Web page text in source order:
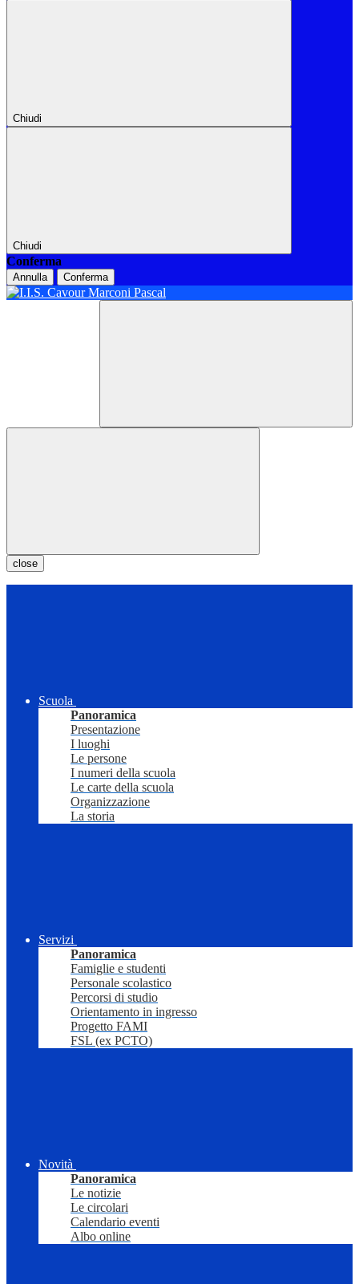
Chiudi
Chiudi
Conferma
Annulla Conferma
close
Scuola
Panoramica
Presentazione
I luoghi
Le persone
I numeri della scuola
Le carte della scuola
Organizzazione
La storia
Servizi
Panoramica
Famiglie e studenti
Personale scolastico
Percorsi di studio
Orientamento in ingresso
Progetto FAMI
FSL (ex PCTO)
Novità
Panoramica
Le notizie
Le circolari
Calendario eventi
Albo online